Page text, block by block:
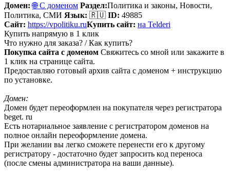
Домен: 🌐 С доменом Раздел:Политика и законы, Новости,
Политика, СМИ Язык: 🇷🇺 ID: 49885
Сайт: https://vpolitiku.ruКупить сайт: на Telderi
Купить напрямую в 1 клик
Что нужно для заказа? / Как купить?
Покупка сайта с доменом Свяжитесь со мной или закажите в
1 клик на странице сайта.
Предоставляю готовый архив сайта с доменом + инструкцию
по установке.
Домен:
Домен будет переоформлен на покупателя через регистратора
beget. ru
Есть нотариальное заявление с регистратором доменов на
полное онлайн переоформление домена.
При желании вы легко сможете перенести его к другому
регистратору - достаточно будет запросить код переноса
(после смены администратора на ваши данные).